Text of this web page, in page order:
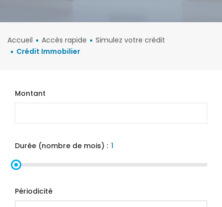
Accueil Accès rapide
Simulez votre crédit
Crédit Immobilier
Montant
Durée (nombre de mois) :
Périodicité